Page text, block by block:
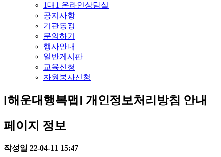
1대1 온라인상담실
공지사항
기관동정
문의하기
행사안내
일반게시판
교육신청
자원봉사신청
[해운대행복맵] 개인정보처리방침 안내
페이지 정보
작성일 22-04-11 15:47